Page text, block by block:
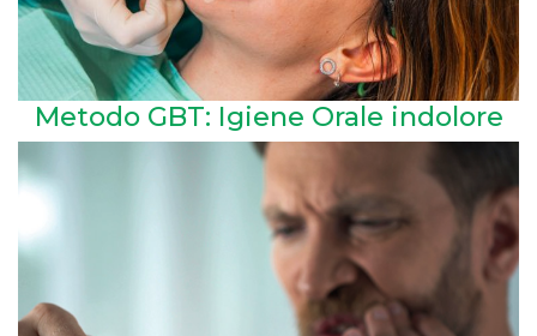
Metodo GBT: Igiene Orale indolore